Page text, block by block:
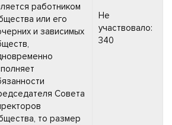
работником
или его
и зависимых
Совета
то размер
Не
участвовало:
340